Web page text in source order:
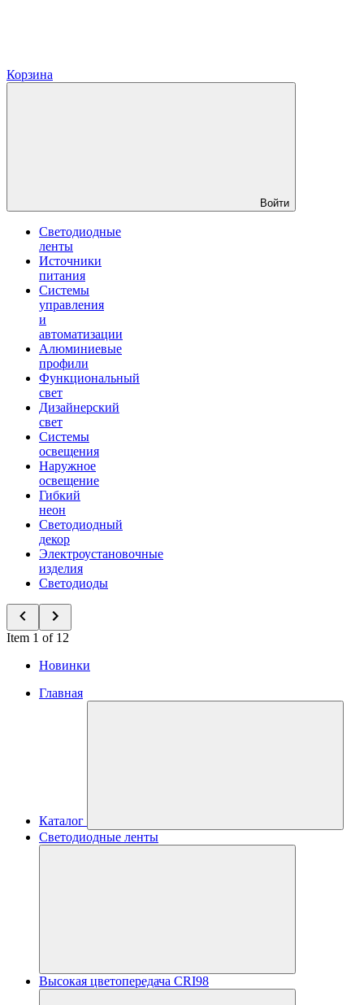
Корзина
Войти
Светодиодные
ленты
Источники
питания
Системы
управления
и
автоматизации
Алюминиевые
профили
Функциональный
свет
Дизайнерский
свет
Системы
освещения
Наружное
освещение
Гибкий
неон
Светодиодный
декор
Электроустановочные
изделия
Светодиоды
Item 1 of 12
Новинки
Главная
Каталог
Светодиодные ленты
Высокая цветопередача CRI98